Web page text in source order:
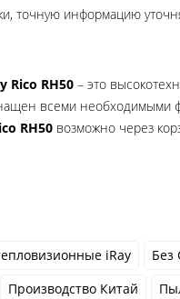
точную информацию
Rico RH50 – это
всеми необходимыми
RH50 возможно через
iRay Без
Производство Китай